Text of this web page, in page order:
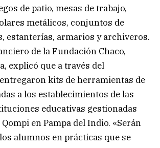
de patio, mesas de trabajo,
metálicos, conjuntos de
estanterías, armarios y archiveros.
de la Fundación Chaco,
explicó que a través del
kits de herramientas de
a los establecimientos de las
educativas gestionadas
en Pampa del Indio. «Serán
alumnos en prácticas que se